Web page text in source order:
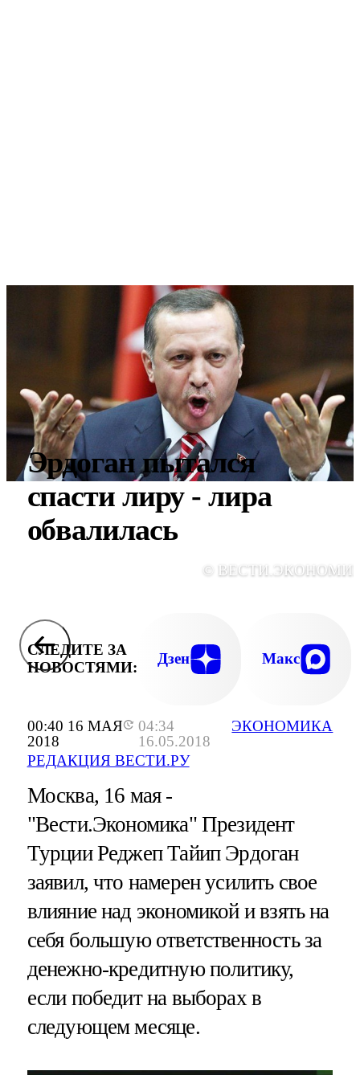
00:40 16 МАЯ
2018
04:34
16.05.2018
РЕДАКЦИЯ ВЕСТИ.РУ
ЭКОНОМИКА
Эрдоган пытался
спасти лиру - лира
обвалилась
©
СЛЕДИТЕ ЗА
НОВОСТЯМИ:
Дзен Макс
Москва, 16 мая -
"Вести.Экономика" Президент
Турции Реджеп Тайип Эрдоган
заявил, что намерен усилить свое
влияние над экономикой и взять на
себя большую ответственность за
денежно-кредитную политику,
если победит на выборах в
следующем месяце.